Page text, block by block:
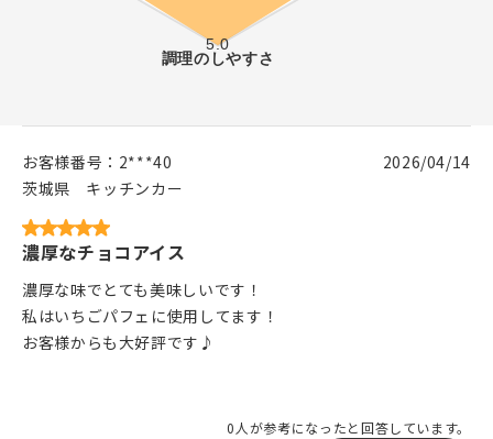
お客様番号： 2***40
茨城県
キッチンカー
2026/04/14
濃厚なチョコアイス
濃厚な味でとても美味しいです！
私はいちごパフェに使用してます！
お客様からも大好評です♪
0人が参考になったと回答しています。